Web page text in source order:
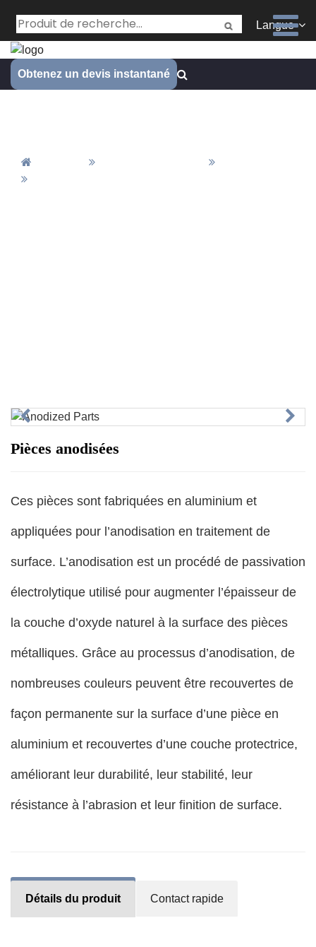
Langue
Obtenez un devis instantané
Pièces anodisées
Ces pièces sont fabriquées en aluminium et
appliquées pour l’anodisation en traitement de
surface. L’anodisation est un procédé de passivation
électrolytique utilisé pour augmenter l’épaisseur de
la couche d’oxyde naturel à la surface des pièces
métalliques. Grâce au processus d’anodisation, de
nombreuses couleurs peuvent être recouvertes de
façon permanente sur la surface d’une pièce en
aluminium et recouvertes d’une couche protectrice,
améliorant leur durabilité, leur stabilité, leur
résistance à l’abrasion et leur finition de surface.
Détails du produit Contact rapide